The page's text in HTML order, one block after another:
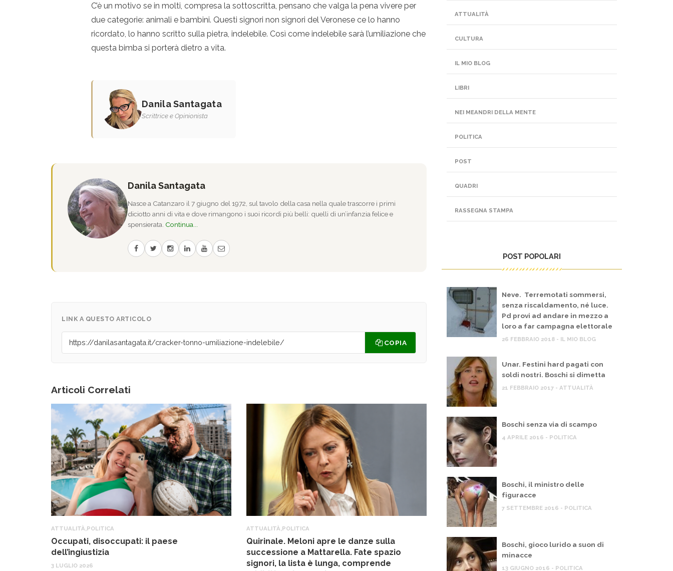
C’è un motivo se in molti, compresa la sottoscritta, pensano che valga la pena vivere per
due categorie: animali e bambini. Questi signori non signori del Veronese ce lo hanno
ricordato, lo hanno scritto sulla pietra, indelebile. Così come indelebile sarà l’umiliazione che
questa bimba si porterà dietro a vita.
Danila Santagata
Scrittrice e Opinionista
Danila Santagata
Nasce a Catanzaro il 7 giugno del 1972, sul tavolo della casa nella quale trascorre i primi
diciotto anni di vita e dove rimangono i suoi ricordi più belli: quelli di un’infanzia felice e
spensierata. Continua...
LINK A QUESTO ARTICOLO
COPIA
Articoli Correlati
ATTUALITÀ POLITICA
Occupati, disoccupati: il paese
dell’ingiustizia
3 LUGLIO 2026
ATTUALITÀ POLITICA
Quirinale. Meloni apre le danze sulla
successione a Mattarella. Fate spazio
signori, la lista è lunga, comprende
ATTUALITÀ,POLITICA
Record povertà, ma il governo pensa a
finanziare le guerre
17 GIUGNO 2026
ATTUALITÀ
CULTURA
IL MIO BLOG
LIBRI
NEI MEANDRI DELLA MENTE
POLITICA
POST
QUADRI
RASSEGNA STAMPA
POST POPOLARI
Neve. Terremotati sommersi,
senza riscaldamento, né luce.
Pd provi ad andare in mezzo a
loro a far campagna elettorale
26 FEBBRAIO 2018 - IL MIO BLOG
Unar. Festini hard pagati con
soldi nostri. Boschi si dimetta
21 FEBBRAIO 2017 - ATTUALITÀ
Boschi senza via di scampo
4 APRILE 2016 - POLITICA
Boschi, il ministro delle
figuracce
7 SETTEMBRE 2016 - POLITICA
Boschi, gioco lurido a suon di
minacce
13 GIUGNO 2016 - POLITICA